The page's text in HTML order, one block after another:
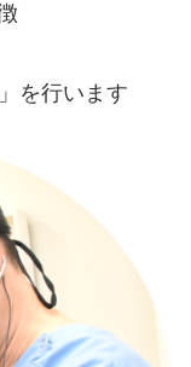
を行います